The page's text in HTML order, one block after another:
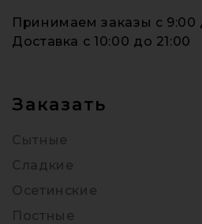
Принимаем заказы c 9:00
Доставка c 10:00 до 21:00
Заказать
Сытные
Сладкие
Осетинские
Постные